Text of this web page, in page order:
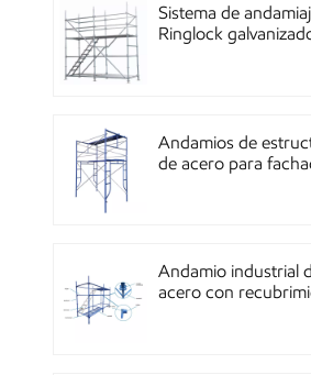
Sistema de
Ringlock
Andamios de
de acero para
Andamio industrial
acero con